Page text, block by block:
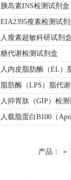
胰岛素INS检测试剂
EIA2395瘦素检测试
人瘦素超敏科研试剂
糖代谢检测试剂盒
人内皮脂肪酶（EL）
脂肪酶（LPS）脂代
人抑胃肽（GIP）检
人载脂蛋白B100（
产品：